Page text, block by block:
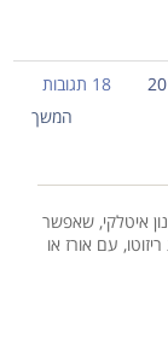
18 תגובות
המשך
איטלקי, שאפשר
עם אורז או